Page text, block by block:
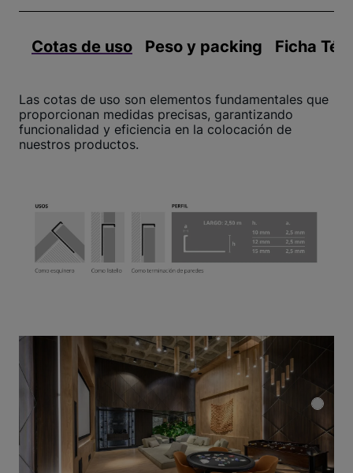
Cotas de uso Peso y packing Ficha
Las cotas de uso son elementos fundamentales que
proporcionan medidas precisas, garantizando
funcionalidad y eficiencia en la colocación de
nuestros productos.